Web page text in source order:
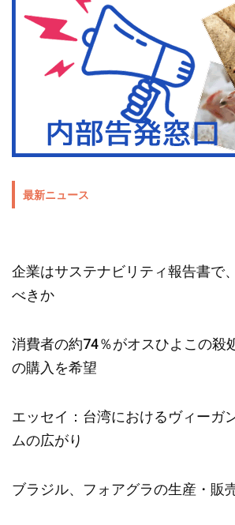
最新ニュース
企業はサステナビリティ報告書で
べきか
消費者の約74％がオスひよこの殺
の購入を希望
エッセイ：台湾におけるヴィーガ
ムの広がり
ブラジル、フォアグラの生産・販